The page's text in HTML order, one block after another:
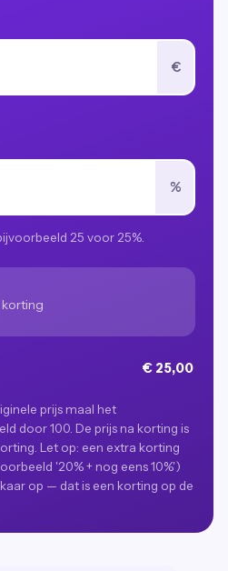
€
%
25 voor 25%.
korting
€ 25,00
prijs maal het
door 100. De prijs na korting is
Let op: een extra korting
'20% + nog eens 10%')
op — dat is een korting op de